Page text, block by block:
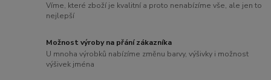
Víme, které zboží je kvalitní a proto nenabízíme vše, ale jen to
nejlepší
Možnost výroby na přání zákazníka
U mnoha výrobků nabízíme změnu barvy, výšivky i možnost
výšivek jména